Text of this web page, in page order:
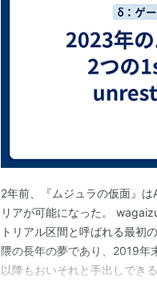
2年前、『ムジュラの仮面』
リアが可能になった。
トリアル区間と呼ばれる最初
隈の長年の夢であり、2019
以降もおいそれと手出しでき